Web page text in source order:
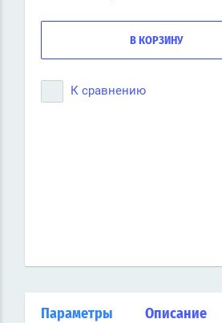
В КОРЗИНУ
К сравнению
Параметры Описание